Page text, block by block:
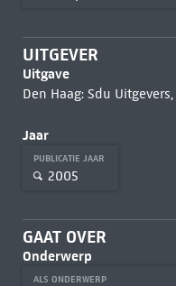
UITGEVER
Uitgave
Den Haag: Sdu
Jaar
PUBLICATIE JAAR
2005
GAAT OVER
Onderwerp
ALS ONDERWERP